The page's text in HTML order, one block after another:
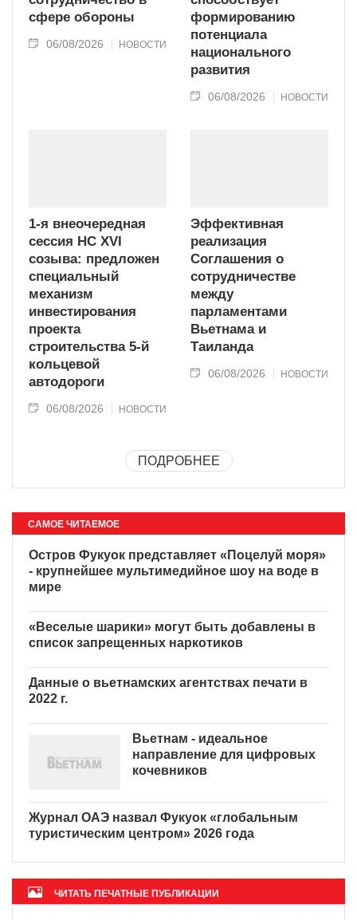
сфере обороны
06/08/2026 НОВОСТИ
формированию
потенциала
национального
развития
06/08/2026 НОВОСТИ
1-я внеочередная
сессия НС XVI
созыва: предложен
специальный
механизм
инвестирования
проекта
строительства 5-й
кольцевой
автодороги
06/08/2026 НОВОСТИ
Эффективная
реализация
Соглашения о
сотрудничестве
между
парламентами
Вьетнама и
Таиланда
06/08/2026 НОВОСТИ
ПОДРОБНЕЕ
САМОЕ ЧИТАЕМОЕ
Остров Фукуок представляет «Поцелуй моря»
- крупнейшее мультимедийное шоу на воде в
мире
«Веселые шарики» могут быть добавлены в
список запрещенных наркотиков
Данные о вьетнамских агентствах печати в
2022 г.
Вьетнам - идеальное
направление для цифровых
кочевников
Журнал ОАЭ назвал Фукуок «глобальным
туристическим центром» 2026 года
ЧИТАТЬ ПЕЧАТНЫЕ ПУБЛИКАЦИИ